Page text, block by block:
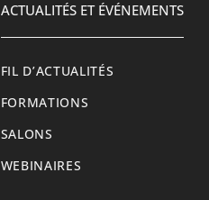
ACTUALITÉS ET ÉVÉNEMENTS
FIL D’ACTUALITÉS
FORMATIONS
SALONS
WEBINAIRES